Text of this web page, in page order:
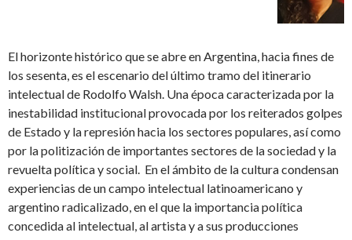
El horizonte histórico que se abre en Argentina, hacia fines de
los sesenta, es el escenario del último tramo del itinerario
intelectual de Rodolfo Walsh. Una época caracterizada por la
inestabilidad institucional provocada por los reiterados golpes
de Estado y la represión hacia los sectores populares, así como
por la politización de importantes sectores de la sociedad y la
revuelta política y social. En el ámbito de la cultura condensan
experiencias de un campo intelectual latinoamericano y
argentino radicalizado, en el que la importancia política
concedida al intelectual, al artista y a sus producciones